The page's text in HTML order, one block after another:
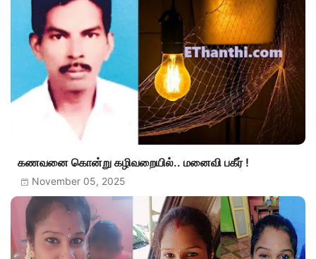
கணவனை கொன்று கழிவறையில்.. மனைவி பகீர் !
November 05, 2025